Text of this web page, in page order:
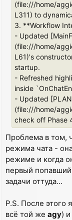
(file:///home/
L311) to
3. **Workflow
- Updated
(file:///home/
L61)'s
startup.
- Refreshed
inside
- Updated
(file:///home/
check off Phase
Проблема в том,
режима чата -
режиме и когда
первый
задачи оттуда...
P.S. После этого
всё той же agy)